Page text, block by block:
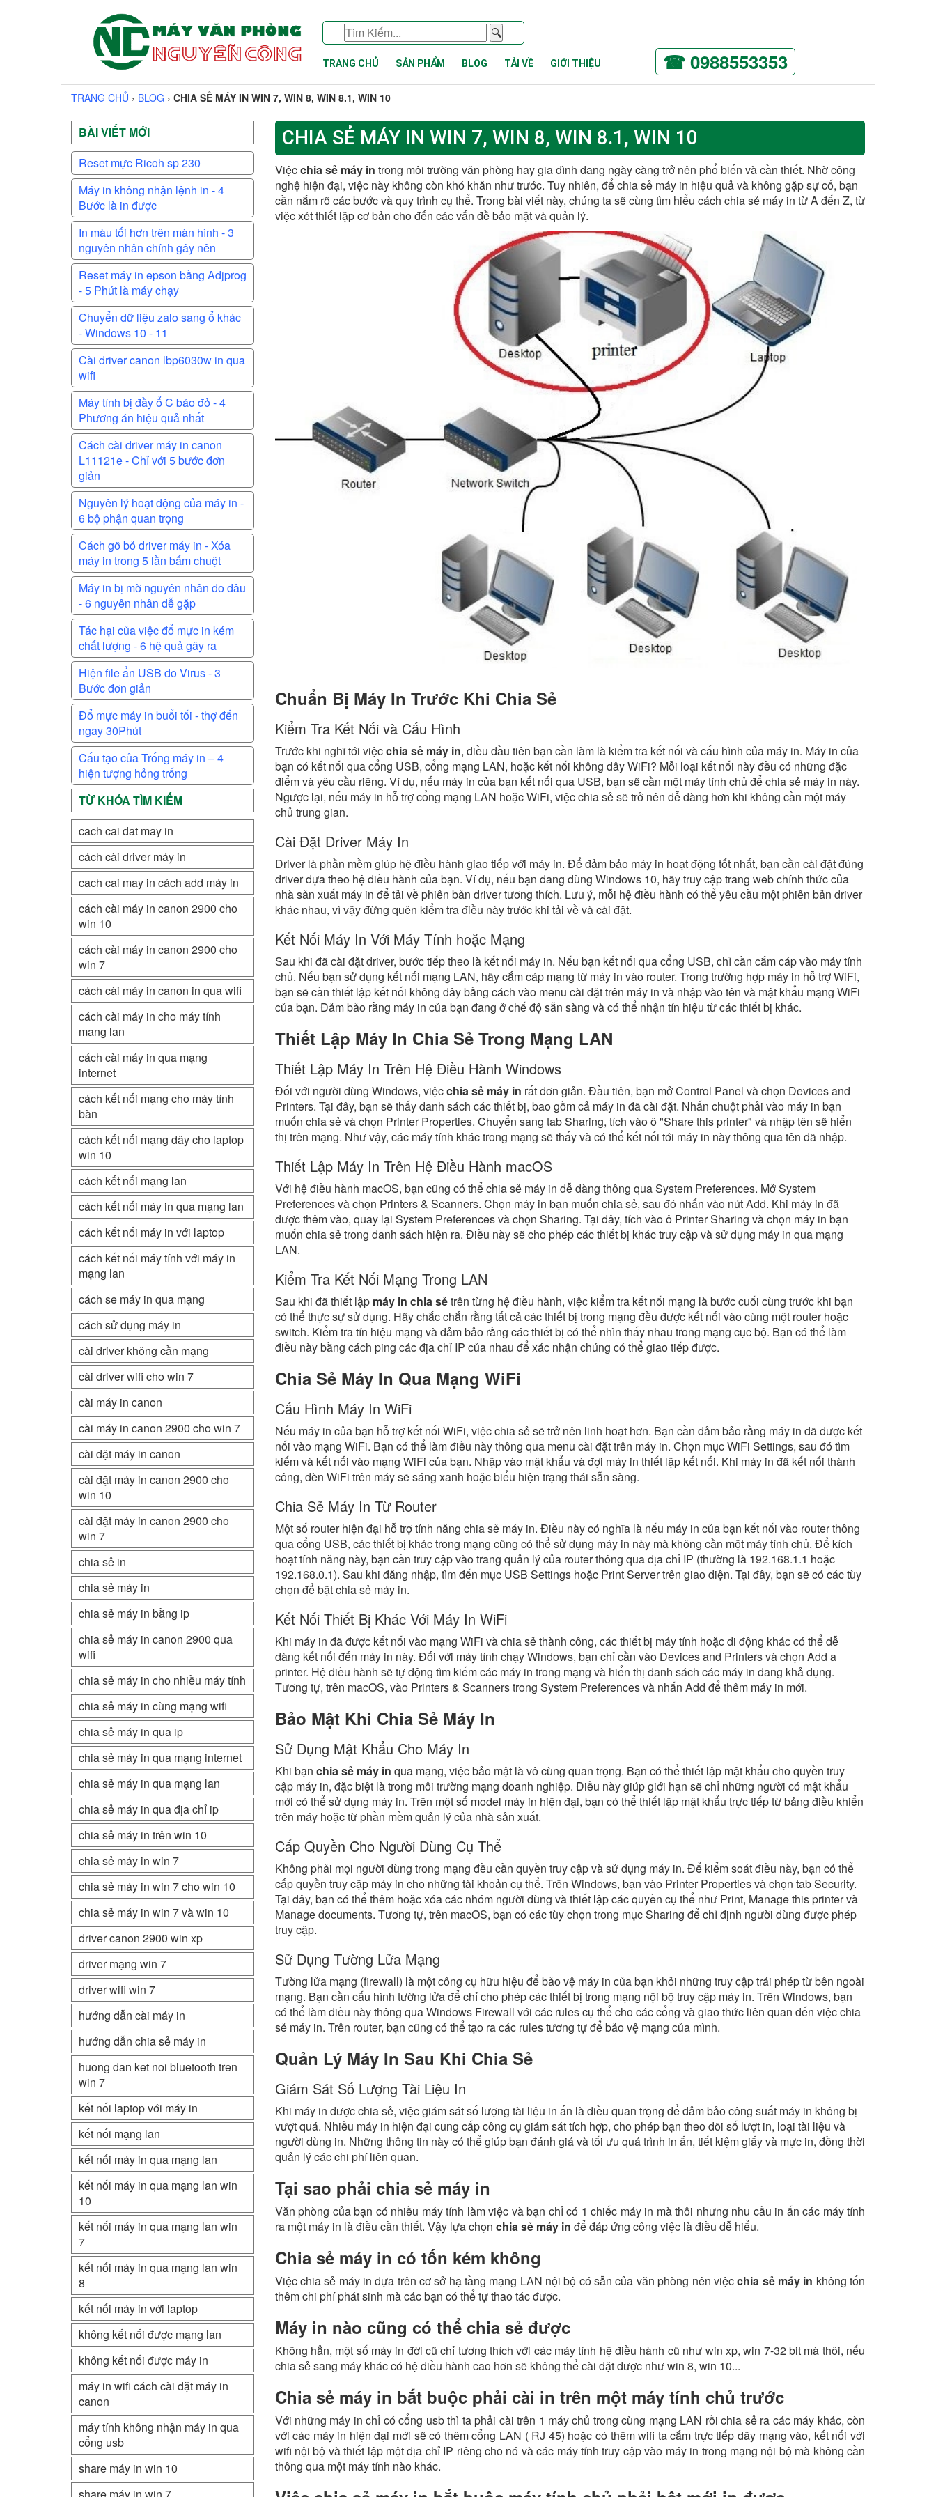
🔍
TRANG CHỦ SẢN PHẨM BLOG TẢI VỀ GIỚI THIỆU ☎ 0988553353
TRANG CHỦ › BLOG › CHIA SẺ MÁY IN WIN 7, WIN 8, WIN 8.1, WIN 10
BÀI VIẾT MỚI
Reset mực Ricoh sp 230
Máy in không nhận lệnh in - 4
Bước là in được
In màu tối hơn trên màn hình - 3
nguyên nhân chính gây nên
Reset máy in epson bằng Adjprog
- 5 Phút là máy chạy
Chuyển dữ liệu zalo sang ổ khác
- Windows 10 - 11
Cài driver canon lbp6030w in qua
wifi
Máy tính bị đầy ổ C báo đỏ - 4
Phương án hiệu quả nhất
Cách cài driver máy in canon
L11121e - Chỉ với 5 bước đơn
giản
Nguyên lý hoạt động của máy in -
6 bộ phận quan trọng
Cách gỡ bỏ driver máy in - Xóa
máy in trong 5 lần bấm chuột
Máy in bị mờ nguyên nhân do đâu
- 6 nguyên nhân dễ gặp
Tác hại của việc đổ mực in kém
chất lượng - 6 hệ quả gây ra
Hiện file ẩn USB do Virus - 3
Bước đơn giản
Đổ mực máy in buổi tối - thợ đến
ngay 30Phút
Cấu tạo của Trống máy in – 4
hiện tượng hỏng trống
TỪ KHÓA TÌM KIẾM
cach cai dat may in
cách cài driver máy in
cach cai may in cách add máy in
cách cài máy in canon 2900 cho
win 10
cách cài máy in canon 2900 cho
win 7
cách cài máy in canon in qua wifi
cách cài máy in cho máy tính
mang lan
cách cài máy in qua mạng
internet
cách kết nối mạng cho máy tính
bàn
cách kết nối mạng dây cho laptop
win 10
cách kết nối mạng lan
cách kết nối máy in qua mạng lan
cách kết nối máy in với laptop
cách kết nối máy tính với máy in
mạng lan
cách se máy in qua mạng
cách sử dụng máy in
cài driver không cần mạng
cài driver wifi cho win 7
cài máy in canon
cài máy in canon 2900 cho win 7
cài đặt máy in canon
cài đặt máy in canon 2900 cho
win 10
cài đặt máy in canon 2900 cho
win 7
chia sẻ in
chia sẻ máy in
chia sẻ máy in bằng ip
chia sẻ máy in canon 2900 qua
wifi
chia sẻ máy in cho nhiều máy tính
chia sẻ máy in cùng mạng wifi
chia sẻ máy in qua ip
chia sẻ máy in qua mạng internet
chia sẻ máy in qua mạng lan
chia sẻ máy in qua địa chỉ ip
chia sẻ máy in trên win 10
chia sẻ máy in win 7
chia sẻ máy in win 7 cho win 10
chia sẻ máy in win 7 và win 10
driver canon 2900 win xp
driver mạng win 7
driver wifi win 7
hướng dẫn cài máy in
hướng dẫn chia sẻ máy in
huong dan ket noi bluetooth tren
win 7
kết nối laptop với máy in
kết nối mạng lan
kết nối máy in qua mạng lan
kết nối máy in qua mạng lan win
10
kết nối máy in qua mạng lan win
7
kết nối máy in qua mạng lan win
8
kết nối máy in với laptop
không kết nối được mạng lan
không kết nối được máy in
máy in wifi cách cài đặt máy in
canon
máy tính không nhận máy in qua
cổng usb
share máy in win 10
CHIA SẺ MÁY IN WIN 7, WIN 8, WIN 8.1, WIN 10
Việcchia sẻ máy in trong môi trường văn phòng hay gia đình đang ngày càng trở nên phổ biến và cần thiết. Nhờ công
nghệ hiện đại, việc này không còn khó khăn như trước. Tuy nhiên, để chia sẻ máy in hiệu quả và không gặp sự cố, bạn
cần nắm rõ các bước và quy trình cụ thể. Trong bài viết này, chúng ta sẽ cùng tìm hiểu cách chia sẻ máy in từ A đến Z, từ
việc xét thiết lập cơ bản cho đến các vấn đề bảo mật và quản lý.
Chuẩn Bị Máy In Trước Khi Chia Sẻ
Kiểm Tra Kết Nối và Cấu Hình
Trước khi nghĩ tới việcchia sẻ máy in, điều đầu tiên bạn cần làm là kiểm tra kết nối và cấu hình của máy in. Máy in của
bạn có kết nối qua cổng USB, cổng mạng LAN, hoặc kết nối không dây WiFi? Mỗi loại kết nối này đều có những đặc
điểm và yêu cầu riêng. Ví dụ, nếu máy in của bạn kết nối qua USB, bạn sẽ cần một máy tính chủ để chia sẻ máy in này.
Ngược lại, nếu máy in hỗ trợ cổng mạng LAN hoặc WiFi, việc chia sẻ sẽ trở nên dễ dàng hơn khi không cần một máy
chủ trung gian.
Cài Đặt Driver Máy In
Driver là phần mềm giúp hệ điều hành giao tiếp với máy in. Để đảm bảo máy in hoạt động tốt nhất, bạn cần cài đặt đúng
driver dựa theo hệ điều hành của bạn. Ví dụ, nếu bạn đang dùng Windows 10, hãy truy cập trang web chính thức của
nhà sản xuất máy in để tải về phiên bản driver tương thích. Lưu ý, mỗi hệ điều hành có thể yêu cầu một phiên bản driver
khác nhau, vì vậy đừng quên kiểm tra điều này trước khi tải về và cài đặt.
Kết Nối Máy In Với Máy Tính hoặc Mạng
Sau khi đã cài đặt driver, bước tiếp theo là kết nối máy in. Nếu bạn kết nối qua cổng USB, chỉ cần cắm cáp vào máy tính
chủ. Nếu bạn sử dụng kết nối mạng LAN, hãy cắm cáp mạng từ máy in vào router. Trong trường hợp máy in hỗ trợ WiFi,
bạn sẽ cần thiết lập kết nối không dây bằng cách vào menu cài đặt trên máy in và nhập vào tên và mật khẩu mạng WiFi
của bạn. Đảm bảo rằng máy in của bạn đang ở chế độ sẵn sàng và có thể nhận tín hiệu từ các thiết bị khác.
Thiết Lập Máy In Chia Sẻ Trong Mạng LAN
Thiết Lập Máy In Trên Hệ Điều Hành Windows
Đối với người dùng Windows, việcchia sẻ máy in rất đơn giản. Đầu tiên, bạn mở Control Panel và chọn Devices and
Printers. Tại đây, bạn sẽ thấy danh sách các thiết bị, bao gồm cả máy in đã cài đặt. Nhấn chuột phải vào máy in bạn
muốn chia sẻ và chọn Printer Properties. Chuyển sang tab Sharing, tích vào ô "Share this printer" và nhập tên sẽ hiển
thị trên mạng. Như vậy, các máy tính khác trong mạng sẽ thấy và có thể kết nối tới máy in này thông qua tên đã nhập.
Thiết Lập Máy In Trên Hệ Điều Hành macOS
Với hệ điều hành macOS, bạn cũng có thể chia sẻ máy in dễ dàng thông qua System Preferences. Mở System
Preferences và chọn Printers & Scanners. Chọn máy in bạn muốn chia sẻ, sau đó nhấn vào nút Add. Khi máy in đã
được thêm vào, quay lại System Preferences và chọn Sharing. Tại đây, tích vào ô Printer Sharing và chọn máy in bạn
muốn chia sẻ trong danh sách hiện ra. Điều này sẽ cho phép các thiết bị khác truy cập và sử dụng máy in qua mạng
LAN.
Kiểm Tra Kết Nối Mạng Trong LAN
Sau khi đã thiết lập máy in chia sẻtrên từng hệ điều hành, việc kiểm tra kết nối mạng là bước cuối cùng trước khi bạn
có thể thực sự sử dụng. Hãy chắc chắn rằng tất cả các thiết bị trong mạng đều được kết nối vào cùng một router hoặc
switch. Kiểm tra tín hiệu mạng và đảm bảo rằng các thiết bị có thể nhìn thấy nhau trong mạng cục bộ. Bạn có thể làm
điều này bằng cách ping các địa chỉ IP của nhau để xác nhận chúng có thể giao tiếp được.
Chia Sẻ Máy In Qua Mạng WiFi
Cấu Hình Máy In WiFi
Nếu máy in của bạn hỗ trợ kết nối WiFi, việc chia sẻ sẽ trở nên linh hoạt hơn. Bạn cần đảm bảo rằng máy in đã được kết
nối vào mạng WiFi. Bạn có thể làm điều này thông qua menu cài đặt trên máy in. Chọn mục WiFi Settings, sau đó tìm
kiếm và kết nối vào mạng WiFi của bạn. Nhập vào mật khẩu và đợi máy in thiết lập kết nối. Khi máy in đã kết nối thành
công, đèn WiFi trên máy sẽ sáng xanh hoặc biểu hiện trạng thái sẵn sàng.
Chia Sẻ Máy In Từ Router
Một số router hiện đại hỗ trợ tính năng chia sẻ máy in. Điều này có nghĩa là nếu máy in của bạn kết nối vào router thông
qua cổng USB, các thiết bị khác trong mạng cũng có thể sử dụng máy in này mà không cần một máy tính chủ. Để kích
hoạt tính năng này, bạn cần truy cập vào trang quản lý của router thông qua địa chỉ IP (thường là 192.168.1.1 hoặc
192.168.0.1). Sau khi đăng nhập, tìm đến mục USB Settings hoặc Print Server trên giao diện. Tại đây, bạn sẽ có các tùy
chọn để bật chia sẻ máy in.
Kết Nối Thiết Bị Khác Với Máy In WiFi
Khi máy in đã được kết nối vào mạng WiFi và chia sẻ thành công, các thiết bị máy tính hoặc di động khác có thể dễ
dàng kết nối đến máy in này. Đối với máy tính chạy Windows, bạn chỉ cần vào Devices and Printers và chọn Add a
printer. Hệ điều hành sẽ tự động tìm kiếm các máy in trong mạng và hiển thị danh sách các máy in đang khả dụng.
Tương tự, trên macOS, vào Printers & Scanners trong System Preferences và nhấn Add để thêm máy in mới.
Bảo Mật Khi Chia Sẻ Máy In
Sử Dụng Mật Khẩu Cho Máy In
Khi bạn chia sẻ máy in qua mạng, việc bảo mật là vô cùng quan trọng. Bạn có thể thiết lập mật khẩu cho quyền truy
cập máy in, đặc biệt là trong môi trường mạng doanh nghiệp. Điều này giúp giới hạn sẽ chỉ những người có mật khẩu
mới có thể sử dụng máy in. Trên một số model máy in hiện đại, bạn có thể thiết lập mật khẩu trực tiếp từ bảng điều khiển
trên máy hoặc từ phần mềm quản lý của nhà sản xuất.
Cấp Quyền Cho Người Dùng Cụ Thể
Không phải mọi người dùng trong mạng đều cần quyền truy cập và sử dụng máy in. Để kiểm soát điều này, bạn có thể
cấp quyền truy cập máy in cho những tài khoản cụ thể. Trên Windows, bạn vào Printer Properties và chọn tab Security.
Tại đây, bạn có thể thêm hoặc xóa các nhóm người dùng và thiết lập các quyền cụ thể như Print, Manage this printer và
Manage documents. Tương tự, trên macOS, bạn có các tùy chọn trong mục Sharing để chỉ định người dùng được phép
truy cập.
Sử Dụng Tường Lửa Mạng
Tường lửa mạng (firewall) là một công cụ hữu hiệu để bảo vệ máy in của bạn khỏi những truy cập trái phép từ bên ngoài
mạng. Bạn cần cấu hình tường lửa để chỉ cho phép các thiết bị trong mạng nội bộ truy cập máy in. Trên Windows, bạn
có thể làm điều này thông qua Windows Firewall với các rules cụ thể cho các cổng và giao thức liên quan đến việc chia
sẻ máy in. Trên router, bạn cũng có thể tạo ra các rules tương tự để bảo vệ mạng của mình.
Quản Lý Máy In Sau Khi Chia Sẻ
Giám Sát Số Lượng Tài Liệu In
Khi máy in được chia sẻ, việc giám sát số lượng tài liệu in ấn là điều quan trọng để đảm bảo công suất máy in không bị
vượt quá. Nhiều máy in hiện đại cung cấp công cụ giám sát tích hợp, cho phép bạn theo dõi số lượt in, loại tài liệu và
người dùng in. Những thông tin này có thể giúp bạn đánh giá và tối ưu quá trình in ấn, tiết kiệm giấy và mực in, đồng thời
quản lý các chi phí liên quan.
Tại sao phải chia sẻ máy in
Văn phòng của bạn có nhiều máy tính làm việc và bạn chỉ có 1 chiếc máy in mà thôi nhưng nhu cầu in ấn các máy tính
ra một máy in là điều cần thiết. Vậy lựa chọn chia sẻ máy in để đáp ứng công việc là điều dễ hiểu.
Chia sẻ máy in có tốn kém không
Việc chia sẻ máy in dựa trên cơ sở hạ tầng mạng LAN nội bộ có sẵn của văn phòng nên việcchia sẻ máy in không tốn
thêm chi phí phát sinh mà các bạn có thể tự thao tác được.
Máy in nào cũng có thể chia sẻ được
Không hẳn, một số máy in đời cũ chỉ tương thích với các máy tính hệ điều hành cũ như win xp, win 7-32 bit mà thôi, nếu
chia sẻ sang máy khác có hệ điều hành cao hơn sẽ không thể cài đặt được như win 8, win 10...
Chia sẻ máy in bắt buộc phải cài in trên một máy tính chủ trước
Với những máy in chỉ có cổng usb thì ta phải cài trên 1 máy chủ trong cùng mạng LAN rồi chia sẻ ra các máy khác, còn
với các máy in hiện đại mới sẽ có thêm cổng LAN ( RJ 45) hoặc có thêm wifi ta cắm trực tiếp dây mạng vào, kết nối với
wifi nội bộ và thiết lập một địa chỉ IP riêng cho nó và các máy tính truy cập vào máy in trong mạng nội bộ mà không cần
thông qua một máy tính nào khác.